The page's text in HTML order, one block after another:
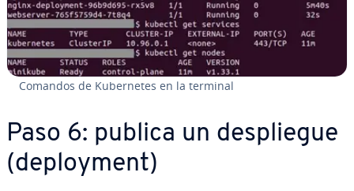
Comandos de Ku­be­r­ne­tes en la terminal
Paso 6: publica un de­s­plie­gue
(de­plo­y­me­nt)